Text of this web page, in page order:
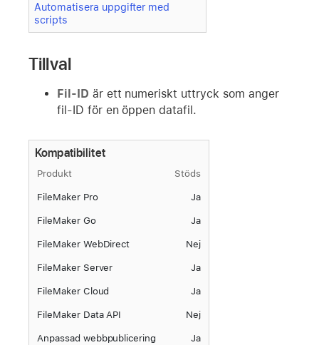
Automatisera uppgifter med
scripts
Tillval
Fil-ID är ett numeriskt uttryck som anger
fil-ID för en öppen datafil.
Kompatibilitet
Produkt Stöds
FileMaker Pro Ja
FileMaker Go Ja
FileMaker WebDirect Nej
FileMaker Server Ja
FileMaker Cloud Ja
FileMaker Data API Nej
Anpassad webbpublicering Ja